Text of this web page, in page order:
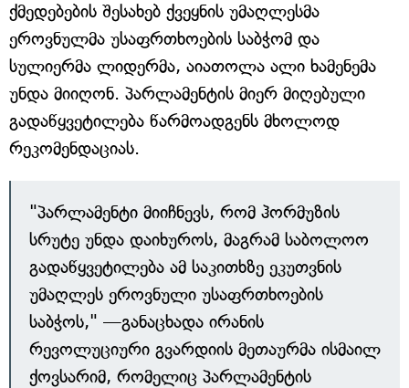
ქმედებების შესახებ ქვეყნის უმაღლესმა
ეროვნულმა უსაფრთხოების საბჭომ და
სულიერმა ლიდერმა, აიათოლა ალი ხამენემა
უნდა მიიღონ. პარლამენტის მიერ მიღებული
გადაწყვეტილება წარმოადგენს მხოლოდ
რეკომენდაციას.
"პარლამენტი მიიჩნევს, რომ ჰორმუზის
სრუტე უნდა დაიხუროს, მაგრამ საბოლოო
გადაწყვეტილება ამ საკითხზე ეკუთვნის
უმაღლეს ეროვნული უსაფრთხოების
საბჭოს," —განაცხადა ირანის
რევოლუციური გვარდიის მეთაურმა ისმაილ
ქოვსარიმ, რომელიც პარლამენტის